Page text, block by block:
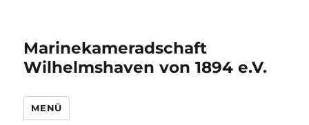
Marinekameradschaft
Wilhelmshaven von 1894 e.V.
MENÜ